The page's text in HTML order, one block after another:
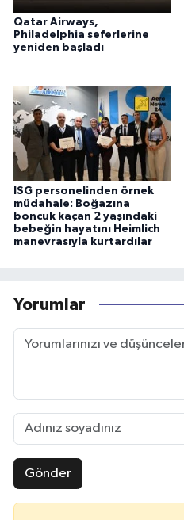
Qatar Airways,
Philadelphia seferlerine
yeniden başladı
ISG personelinden örnek
müdahale: Boğazına
boncuk kaçan 2 yaşındaki
bebeğin hayatını Heimlich
manevrasıyla kurtardılar
Yorumlar
Gönder